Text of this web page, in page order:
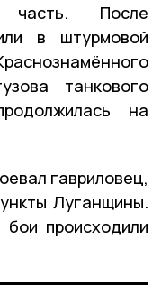
часть. После
в штурмовой
танкового
на
гавриловец,
Луганщины.
происходили